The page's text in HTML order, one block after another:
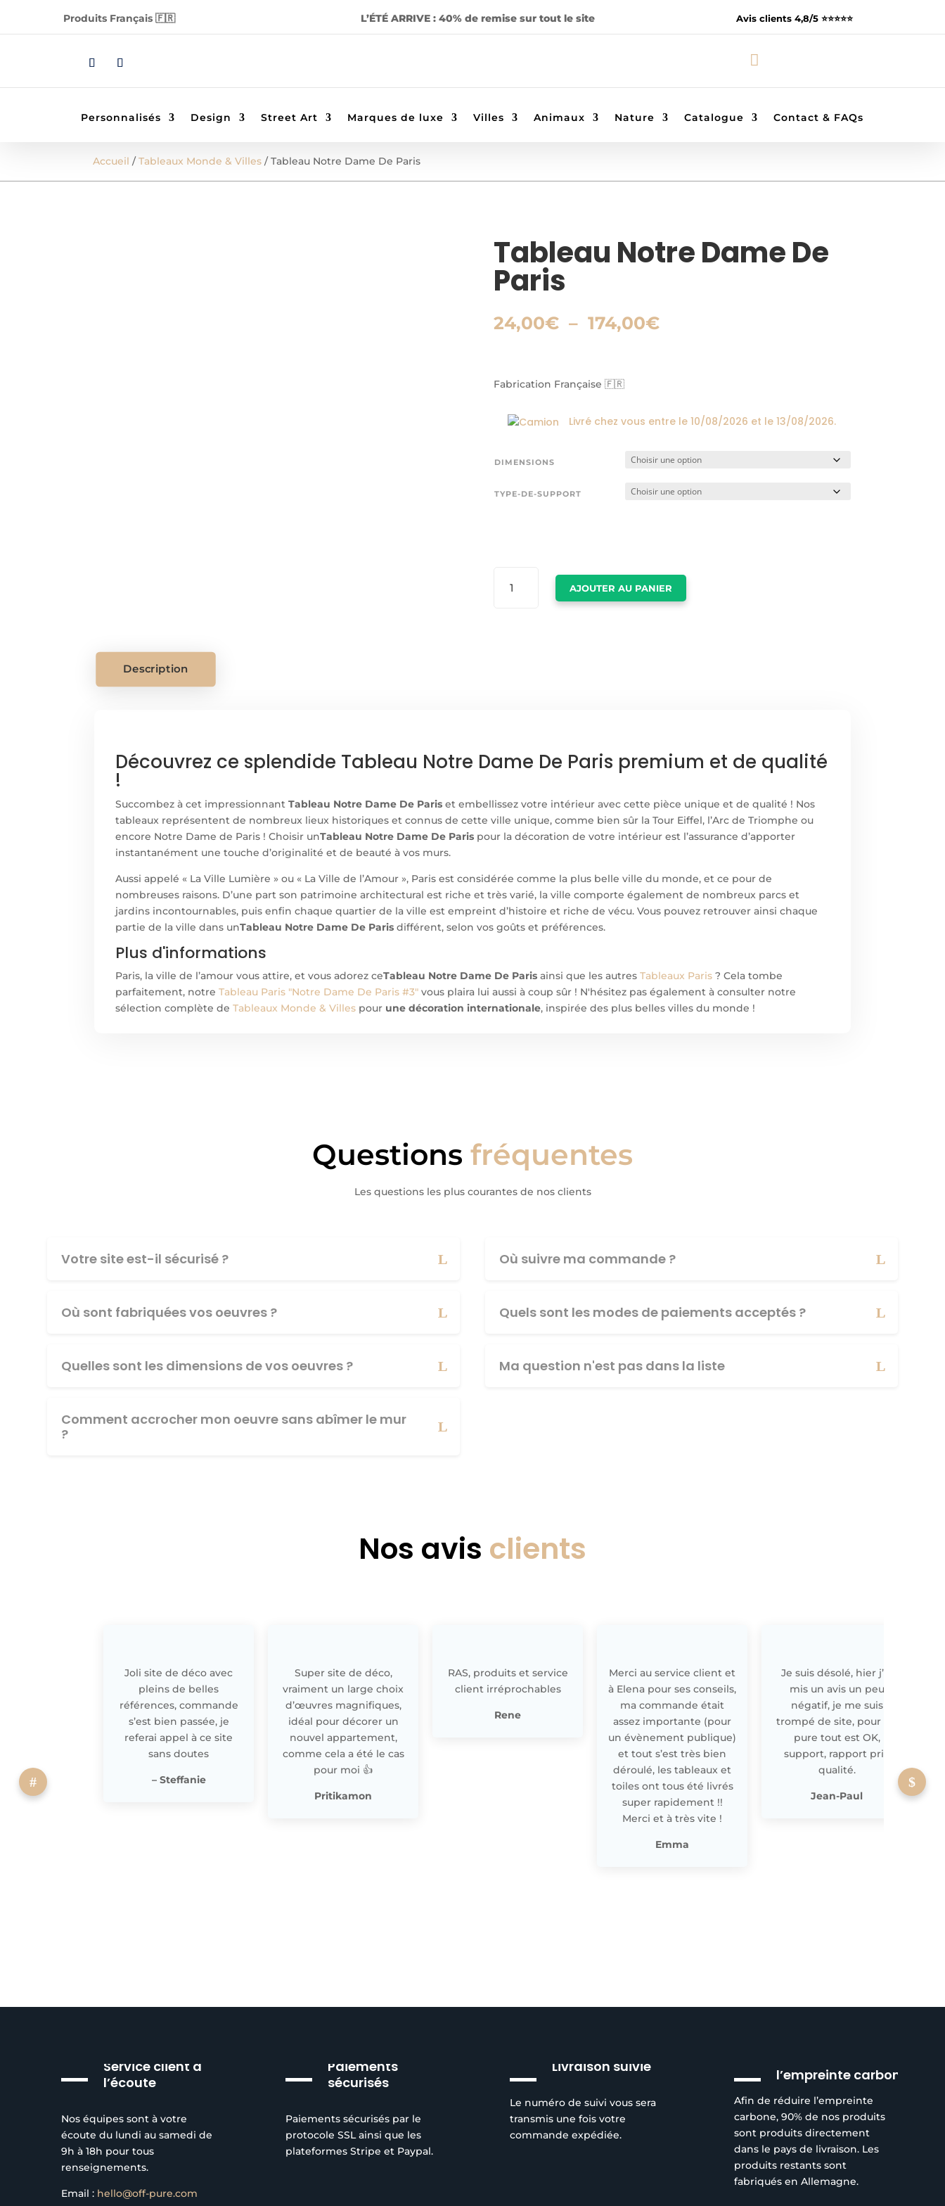
Produits Français 🇫🇷 L’ÉTÉ ARRIVE : 40% de remise sur tout le site Avis clients 4,8/5 ⭐️⭐️⭐️⭐️⭐️

Personnalisés Design Street Art Marques de luxe Villes Animaux Nature Catalogue Contact & FAQs
Accueil /Tableaux Monde & Villes / Tableau Notre Dame De Paris
Tableau Notre Dame De
Paris
24,00€ – 174,00€Plage
Fabrication Française 🇫🇷
Livré chez vous entre le10/08/2026 et le13/08/2026.
DIMENSIONS
TYPE-DE-SUPPORT
AJOUTER AU PANIER
Description
Découvrez ce splendide Tableau Notre Dame De Paris premium et de qualité
!
Succombez à cet impressionnantTableau Notre Dame De Paris et embellissez votre intérieur avec cette pièce unique et de qualité ! Nos
tableaux représentent de nombreux lieux historiques et connus de cette ville unique, comme bien sûr la Tour Eiffel, l’Arc de Triomphe ou
encore Notre Dame de Paris ! Choisir unTableau Notre Dame De Paris pour la décoration de votre intérieur est l’assurance d’apporter
instantanément une touche d’originalité et de beauté à vos murs.
Aussi appelé « La Ville Lumière » ou « La Ville de l’Amour », Paris est considérée comme la plus belle ville du monde, et ce pour de
nombreuses raisons. D’une part son patrimoine architectural est riche et très varié, la ville comporte également de nombreux parcs et
jardins incontournables, puis enfin chaque quartier de la ville est empreint d’histoire et riche de vécu. Vous pouvez retrouver ainsi chaque
partie de la ville dans unTableau Notre Dame De Paris différent, selon vos goûts et préférences.
Plus d'informations
Paris, la ville de l’amour vous attire, et vous adorez ceTableau Notre Dame De Paris ainsi que les autresTableaux Paris ? Cela tombe
parfaitement, notreTableau Paris "Notre Dame De Paris #3" vous plaira lui aussi à coup sûr ! N'hésitez pas également à consulter notre
sélection complète deTableaux Monde & Villes pour une décoration internationale, inspirée des plus belles villes du monde !
Questions fréquentes
Les questions les plus courantes de nos clients
Votre site est-il sécurisé ?
Où sont fabriquées vos oeuvres ?
Quelles sont les dimensions de vos oeuvres ?
Comment accrocher mon oeuvre sans abîmer le mur
?
Où suivre ma commande ?
Quels sont les modes de paiements acceptés ?
Ma question n'est pas dans la liste
Nos avis clients
Joli site de déco avec
pleins de belles
références, commande
s’est bien passée, je
referai appel à ce site
sans doutes
– Steffanie
Super site de déco,
vraiment un large choix
d’œuvres magnifiques,
idéal pour décorer un
nouvel appartement,
comme cela a été le cas
pour moi 👍
Pritikamon
RAS, produits et service
client irréprochables
Rene
Merci au service client et
à Elena pour ses conseils,
ma commande était
assez importante (pour
un évènement publique)
et tout s’est très bien
déroulé, les tableaux et
toiles ont tous été livrés
super rapidement !!
Merci et à très vite !
Emma
Je suis désolé, hier j’ai
mis un avis un peu
négatif, je me suis
trompé de site, pour off
pure tout est OK,
support, rapport prix
qualité.
Jean-Paul
Service client à
l’écoute
Nos équipes sont à votre
écoute du lundi au samedi de
9h à 18h pour tous
renseignements.
Email : hello@off-pure.com
Paiements
sécurisés
Paiements sécurisés par le
protocole SSL ainsi que les
plateformes Stripe et Paypal.
Livraison suivie
Le numéro de suivi vous sera
transmis une fois votre
commande expédiée.
l’empreinte carbone
Afin de réduire l’empreinte
carbone, 90% de nos produits
sont produits directement
dans le pays de livraison. Les
produits restants sont
fabriqués en Allemagne.